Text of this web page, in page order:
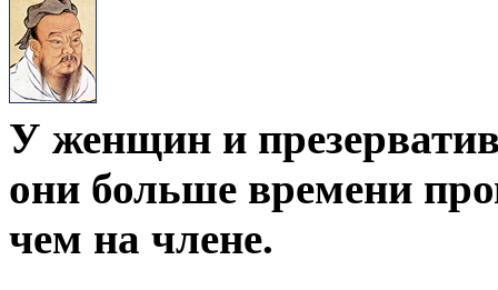
У женщин и
они больше времени
чем на члене.